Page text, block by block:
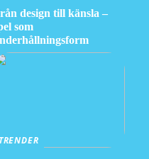
design till känsla –
som
TRENDER